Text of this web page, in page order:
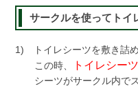
サークルを使ってトイ
1) トイレシーツを敷き詰め
この時、
トイレシー
シーツがサークル内でズ